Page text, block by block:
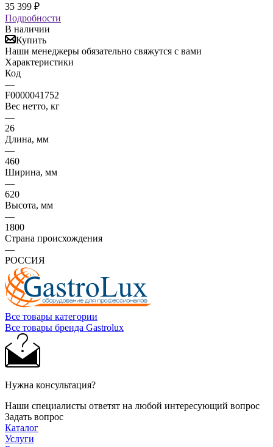
35 399 ₽
Подробности
В наличии
Купить
Наши менеджеры обязательно свяжутся с вами
Характеристики
Код
—
F0000041752
Вес нетто, кг
—
26
Длина, мм
—
460
Ширина, мм
—
620
Высота, мм
—
1800
Страна происхождения
—
РОССИЯ
Все товары категории
Все товары бренда Gastrolux
Нужна консультация?
Наши специалисты ответят на любой интересующий вопрос
Задать вопрос
Каталог
Услуги